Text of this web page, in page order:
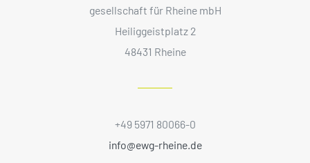
gesellschaft für Rheine mbH
Heiliggeistplatz 2
48431 Rheine
+49 5971 80066-0
info@ewg-rheine.de